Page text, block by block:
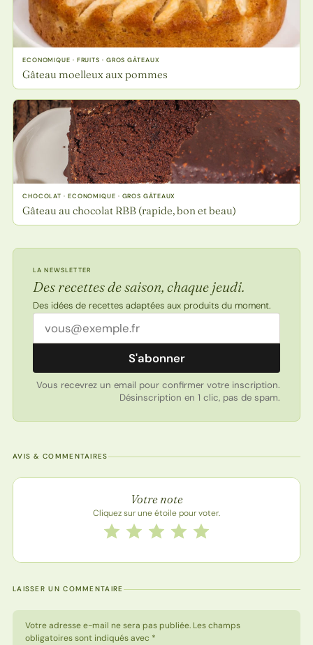
ECONOMIQUE · FRUITS · GROS GÂTEAUX
Gâteau moelleux aux pommes
CHOCOLAT · ECONOMIQUE · GROS GÂTEAUX
Gâteau au chocolat RBB (rapide, bon et beau)
LA NEWSLETTER
Des recettes de saison, chaque jeudi.
Des idées de recettes adaptées aux produits du moment.
Adresse email
S'abonner
Vous recevrez un email pour confirmer votre inscription.
Désinscription en 1 clic, pas de spam.
AVIS & COMMENTAIRES
Note de la recette
Votre note
Cliquez sur une étoile pour voter.
Notez cette recette de 1 à 5 étoiles
5 étoiles
4 étoiles
3 étoiles
2 étoiles
1 étoile
LAISSER UN COMMENTAIRE
Votre adresse e-mail ne sera pas publiée. Les champs
obligatoires sont indiqués avec *